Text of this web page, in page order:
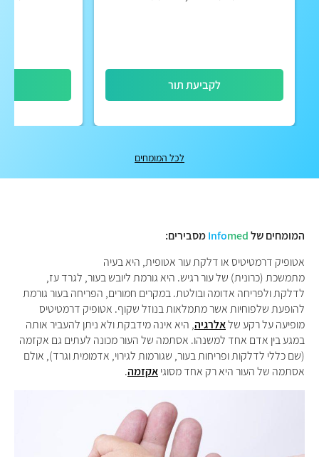
לקביעת תור
לכל המומחים
המומחים של Infomed
מסבירים:
אטופיק דרמטיטיס או דלקת עור אטופית, היא בעיה
מתמשכת (כרונית) של עור רגיש. היא גורמת ליובש בעור, לגרד עז,
לדלקת ולפריחה אדומה ובולטת. במקרים חמורים, הפריחה בעור גורמת
להופעת שלפוחיות אשר מתמלאות בנוזל שקוף. אטופיק דרמטיטיס
מופיעה על רקע שלאלרגיה, היא אינה מידבקת ולא ניתן להעביר אותה
במגע בין אדם אחד למשנהו. אסתמה של העור מכונה לעתים גם אקזמה
(שם כללי לדלקות ופריחות בעור, שגורמות לגירוי, אדמומית וגרד), אולם
אסתמה של העור היא רק אחד מסוגיאקזמה.